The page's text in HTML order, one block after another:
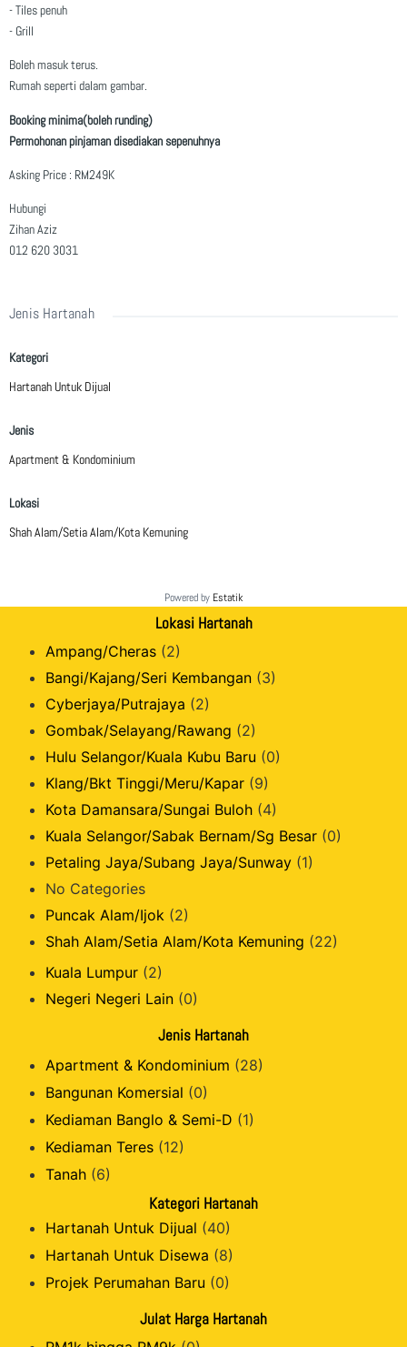
- Tiles penuh
- Grill
Boleh masuk terus.
Rumah seperti dalam gambar.
Booking minima(boleh runding)
Permohonan pinjaman disediakan sepenuhnya
Asking Price : RM249K
Hubungi
Zihan Aziz
012 620 3031
Jenis Hartanah
Kategori
Hartanah Untuk Dijual
Jenis
Apartment & Kondominium
Lokasi
Shah Alam/Setia Alam/Kota Kemuning
Powered by Estatik
Lokasi Hartanah
Ampang/Cheras (2)
Bangi/Kajang/Seri Kembangan (3)
Cyberjaya/Putrajaya (2)
Gombak/Selayang/Rawang (2)
Hulu Selangor/Kuala Kubu Baru (0)
Klang/Bkt Tinggi/Meru/Kapar (9)
Kota Damansara/Sungai Buloh (4)
Kuala Selangor/Sabak Bernam/Sg Besar (0)
Petaling Jaya/Subang Jaya/Sunway (1)
No Categories
Puncak Alam/Ijok (2)
Shah Alam/Setia Alam/Kota Kemuning (22)
Kuala Lumpur (2)
Negeri Negeri Lain (0)
Jenis Hartanah
Apartment & Kondominium (28)
Bangunan Komersial (0)
Kediaman Banglo & Semi-D (1)
Kediaman Teres (12)
Tanah (6)
Kategori Hartanah
Hartanah Untuk Dijual (40)
Hartanah Untuk Disewa (8)
Projek Perumahan Baru (0)
Julat Harga Hartanah